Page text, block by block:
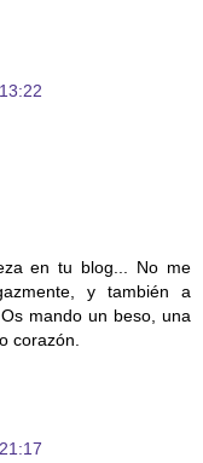
en tu blog... No me
y también a
mando un beso, una
corazón.